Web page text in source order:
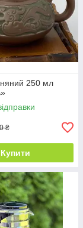
250 мл
₴
Купити